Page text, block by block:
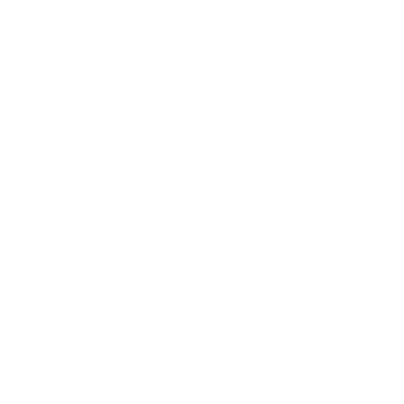
La misura
I
a) il 35% dei
b) €
altre
I programmi
Almeno il
1. Spese
c.